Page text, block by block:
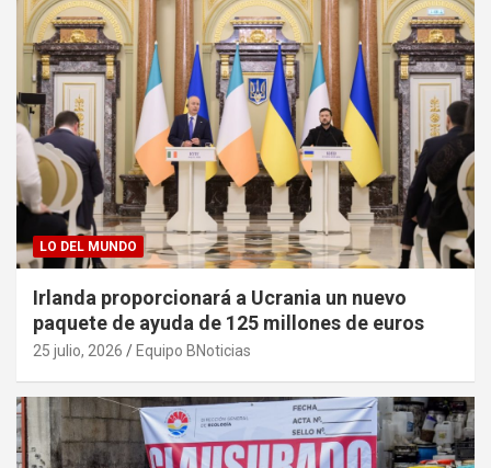
LO DEL MUNDO
Irlanda proporcionará a Ucrania un nuevo
paquete de ayuda de 125 millones de euros
25 julio, 2026 Equipo BNoticias